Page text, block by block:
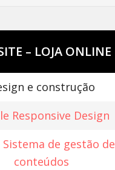
– LOJA ONLINE
e construção
Responsive Design
Sistema de gestão de
conteúdos